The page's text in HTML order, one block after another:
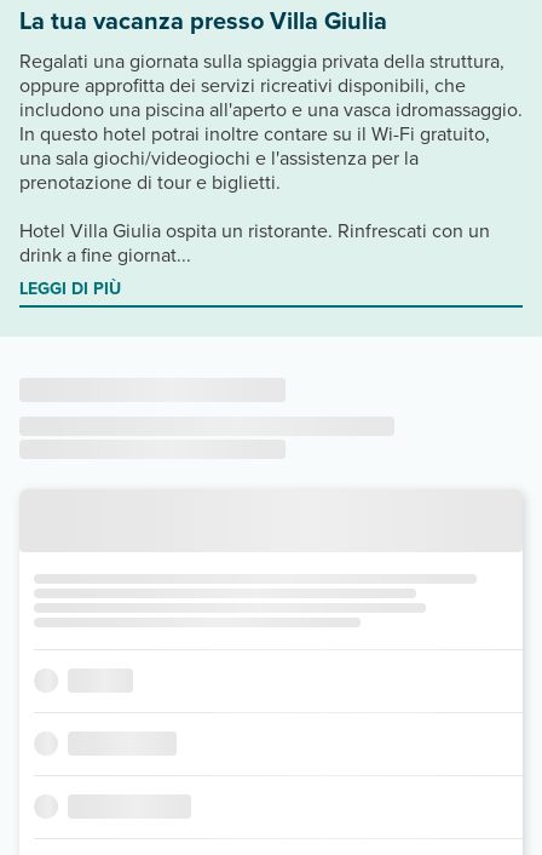
La tua vacanza presso Villa Giulia
Regalati una giornata sulla spiaggia privata della struttura,
oppure approfitta dei servizi ricreativi disponibili, che
includono una piscina all'aperto e una vasca idromassaggio.
In questo hotel potrai inoltre contare su il Wi-Fi gratuito,
una sala giochi/videogiochi e l'assistenza per la
prenotazione di tour e biglietti.
Hotel Villa Giulia ospita un ristorante. Rinfrescati con un
drink a fine giornat...
LEGGI DI PIÙ